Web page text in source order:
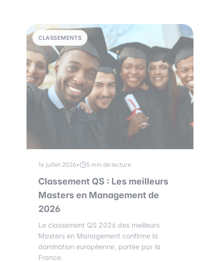
CLASSEMENTS
16 juillet 2026• 5 min de lecture
Classement QS : Les meilleurs
Masters en Management de
2026
Le classement QS 2026 des meilleurs
Masters en Management confirme la
domination européenne, portée par la
France.